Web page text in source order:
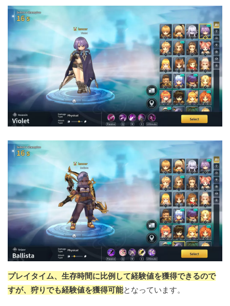
プレイタイム、生存時間に比例して経験値を獲得できるので
すが、狩りでも経験値を獲得可能となっています。